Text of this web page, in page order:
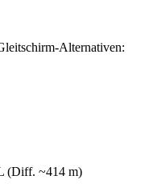
Alternativen:
(Diff. ~414 m)